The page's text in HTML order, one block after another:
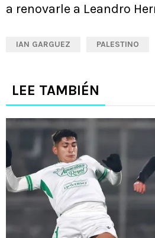
a renovarle a Leandro
IAN GARGUEZ PALESTINO
LEE TAMBIÉN